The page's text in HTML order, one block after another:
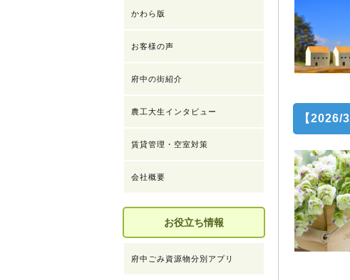
【2026/
かわら版
お客様の声
府中の街紹介
農工大生インタビュー
賃貸管理・空室対策
会社概要
お役立ち情報
府中ごみ資源物分別アプリ